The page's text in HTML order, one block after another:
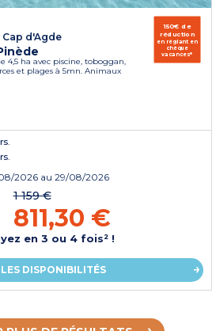
Cap d'Agde
4,5 ha avec piscine, toboggan,
et plages à 5mn. Animaux
150€ de
réduction
en réglant en
chèque
vacances*
2026 au 29/08/2026
1 159 €
811,30 €
en 3 ou 4 fois² !
DISPONIBILITÉS